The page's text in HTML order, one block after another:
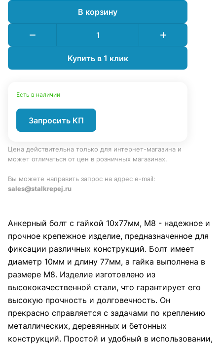
В корзину
Купить в 1 клик
Есть в наличии
Запросить КП
Цена действительна только для интернет-магазина и
может отличаться от цен в розничных магазинах.
Вы можете направить запрос на адрес e-mail:
sales@stalkrepej.ru
Анкерный болт с гайкой 10х77мм, М8 - надежное и
прочное крепежное изделие, предназначенное для
фиксации различных конструкций. Болт имеет
диаметр 10мм и длину 77мм, а гайка выполнена в
размере М8. Изделие изготовлено из
высококачественной стали, что гарантирует его
высокую прочность и долговечность. Он
прекрасно справляется с задачами по креплению
металлических, деревянных и бетонных
конструкций. Простой и удобный в использовании,